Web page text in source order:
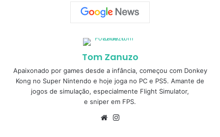
Tom Zanuzo
Apaixonado por games desde a infância, começou com Donkey
Kong no Super Nintendo e hoje joga no PC e PS5. Amante de
jogos de simulação, especialmente Flight Simulator,
e sniper em FPS.
Website